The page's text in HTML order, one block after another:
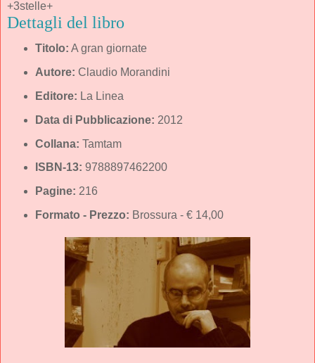
+3stelle+
Dettagli del libro
Titolo: A gran giornate
Autore: Claudio Morandini
Editore: La Linea
Data di Pubblicazione: 2012
Collana: Tamtam
ISBN-13: 9788897462200
Pagine: 216
Formato - Prezzo: Brossura - € 14,00